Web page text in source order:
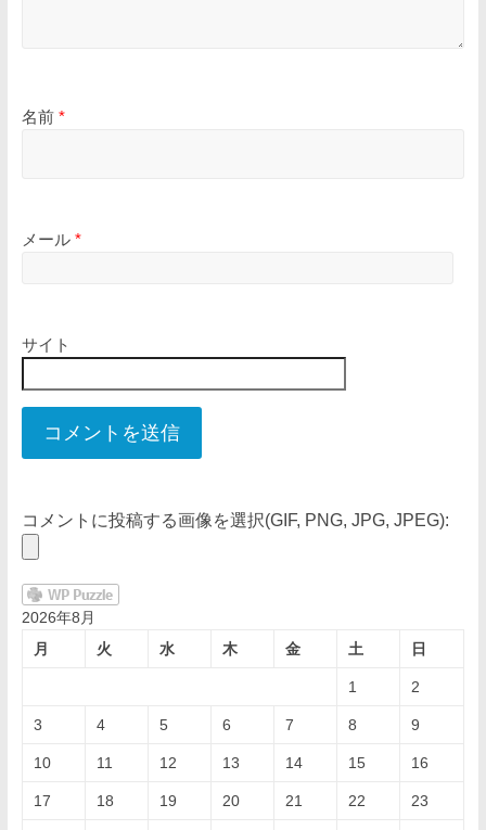
名前 *
メール *
サイト
コメントに投稿する画像を選択(GIF, PNG, JPG, JPEG):
2026年8月
月
火 水 木 金 土 日
1 2
3 4 5 6 7 8 9
10 11 12 13 14 15 16
17 18 19 20 21 22 23